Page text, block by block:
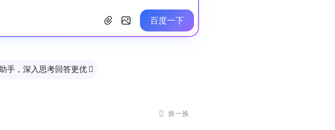
百度一下
手，深入思考回答更优 
 换一换